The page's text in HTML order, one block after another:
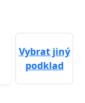
Vybrat jiný
podklad